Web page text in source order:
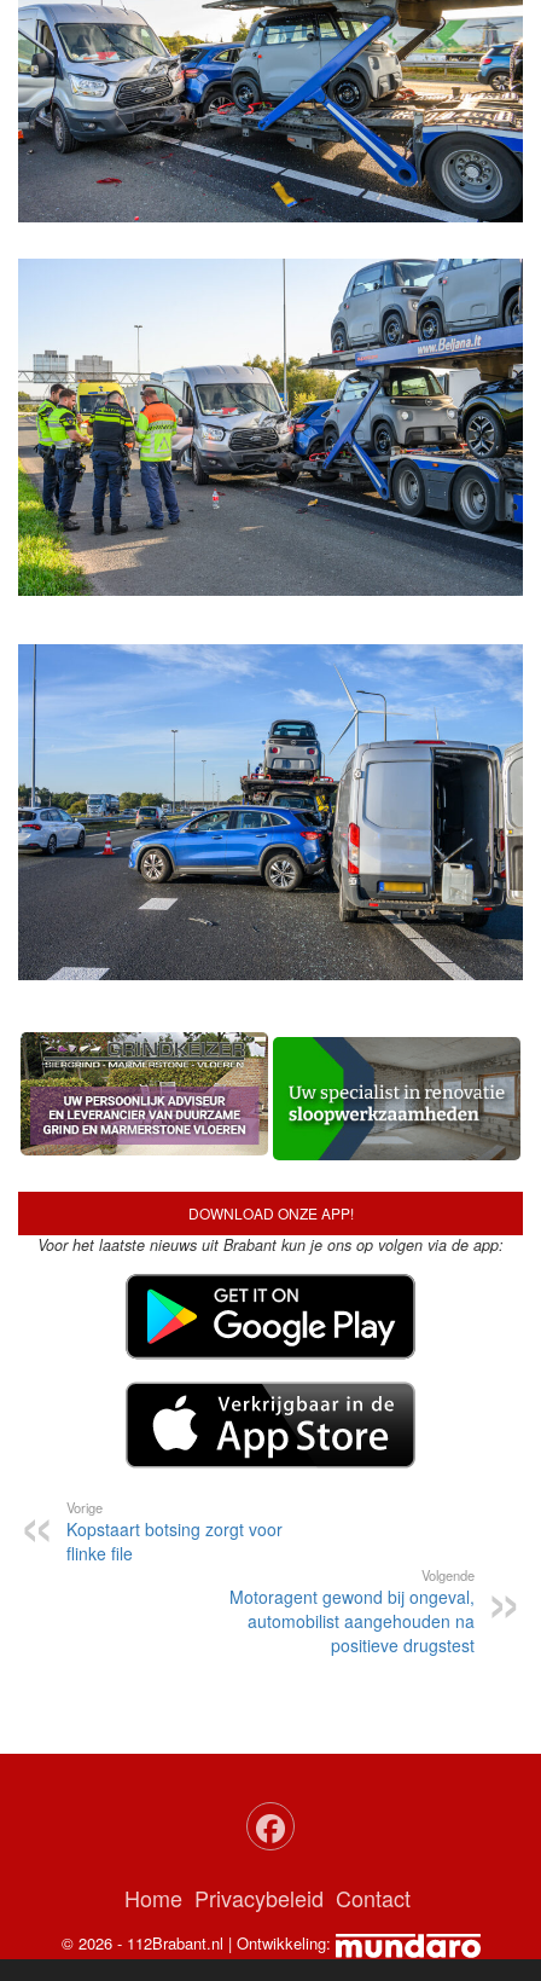
DOWNLOAD ONZE APP!
Voor het laatste nieuws uit Brabant kun je ons op volgen via de app:
Vorige
Kopstaart botsing zorgt voor
flinke file
Volgende
Motoragent gewond bij ongeval,
automobilist aangehouden na
positieve drugstest
Home Privacybeleid Contact
© 2026 - 112Brabant.nl | Ontwikkeling: